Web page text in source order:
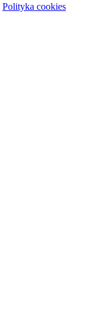
Polityka cookies